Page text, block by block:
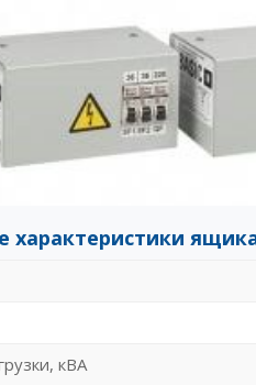
характеристики
кВА